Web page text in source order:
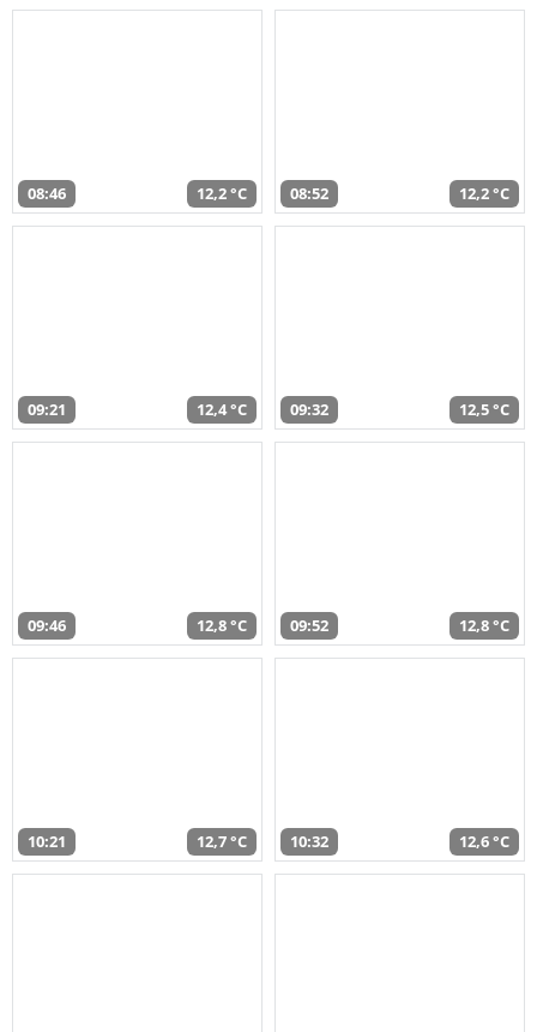
08:46 12,2 °C 08:52 12,2 °C
09:21 12,4 °C 09:32 12,5 °C
09:46 12,8 °C 09:52 12,8 °C
10:21 12,7 °C 10:32 12,6 °C